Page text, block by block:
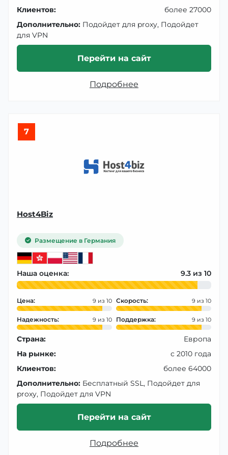
Клиентов:
более 27000
Дополнительно: Подойдет для proxy, Подойдет
для VPN
Перейти на сайт
Подробнее
7
Host4Biz
Размещение в Германия
Наша оценка: 9.3
Цена: 9 Скорость: 9
Надежность: 9 Поддержка: 9
Страна:
Европа
На рынке:
с 2010 года
Клиентов:
более 64000
Дополнительно: Бесплатный SSL, Подойдет для
proxy, Подойдет для VPN
Перейти на сайт
Подробнее